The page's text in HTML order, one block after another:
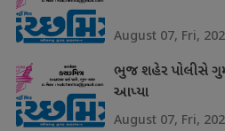
August 07, Fri,
ભુજ શહેર પોલીસે
આપ્યા
August 07, Fri,